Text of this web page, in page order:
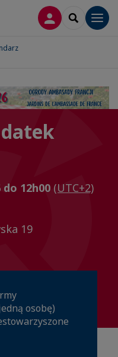
LOGOWANIE
SEARCH
12h00 (UTC+2)
19
osobę)